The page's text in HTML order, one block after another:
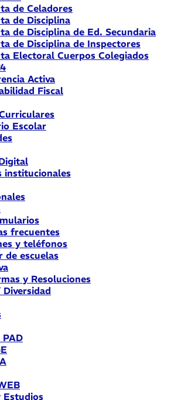
de Celadores
de Disciplina
de Disciplina de Ed. Secundaria
de Disciplina de Inspectores
Electoral Cuerpos Colegiados
Activa
Fiscal
Escolar
institucionales
frecuentes
y teléfonos
de escuelas
y Resoluciones
PAD